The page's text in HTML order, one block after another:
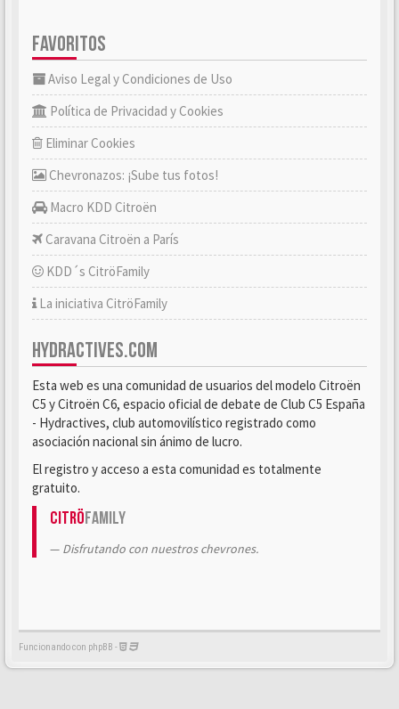
FAVORITOS
Aviso Legal y Condiciones de Uso
Política de Privacidad y Cookies
Eliminar Cookies
Chevronazos: ¡Sube tus fotos!
Macro KDD Citroën
Caravana Citroën a París
KDD´s CitröFamily
La iniciativa CitröFamily
HYDRACTIVES.COM
Esta web es una comunidad de usuarios del modelo Citroën
C5 y Citroën C6, espacio oficial de debate de Club C5 España
- Hydractives, club automovilístico registrado como
asociación nacional sin ánimo de lucro.
El registro y acceso a esta comunidad es totalmente
gratuito.
CitröFamily
Disfrutando con nuestros chevrones.
Funcionando con phpBB -